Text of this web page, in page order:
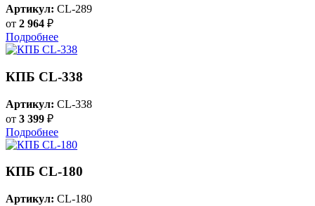
Артикул: CL-289
от 2 964 ₽
Подробнее
КПБ CL-338
Артикул: CL-338
от 3 399 ₽
Подробнее
КПБ CL-180
Артикул: CL-180